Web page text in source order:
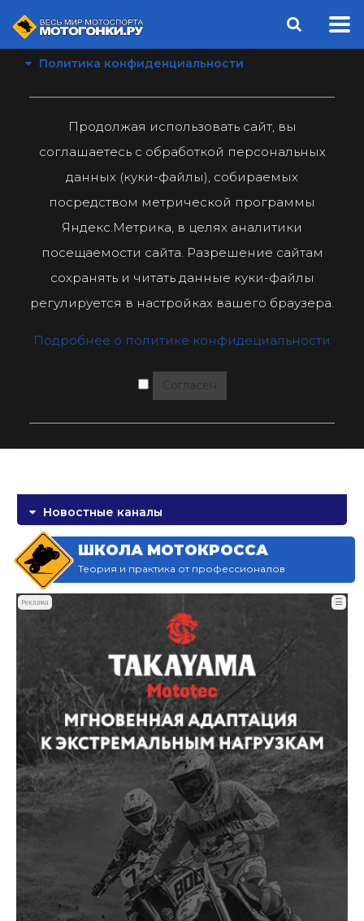
Политика конфиденциальности
Продолжая использовать сайт, вы
соглашаетесь с обработкой персональных
данных (куки-файлы), собираемых
посредством метрической программы
Яндекс.Метрика, в целях аналитики
посещаемости сайта. Разрешение сайтам
сохранять и читать данные куки-файлы
регулируется в настройках вашего браузера.
Подробнее о политике конфидециальности
Согласен
Новостные каналы
ШКОЛА МОТОКРОССА
Теория и практика от профессионалов
Реклама ☰